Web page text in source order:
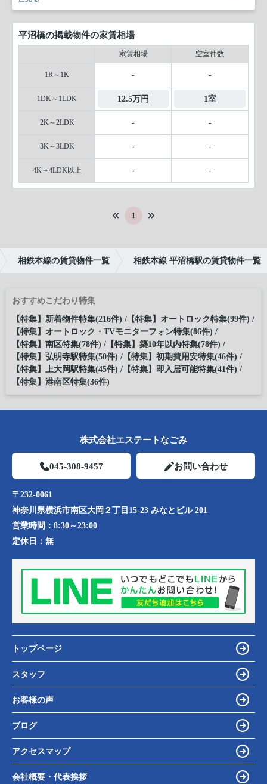
平沼橋の掲載物件の家賃相場
家賃相場 空室件数
1R～1K - -
1DK～1LDK 12.5万円 1室
2K～2LDK - -
3K～3LDK - -
4K～4LDK以上 - -
1
相鉄本線の賃貸物件一覧 相鉄本線 平沼橋駅の賃貸物件一覧
おすすめこだわり特集
【特集】新着物件特集(216件) 【特集】オートロック特集(99件)
【特集】オートロック・TVモニターフォン特集(86件)
【特集】南区特集(78件) 【特集】築10年以内特集(78件)
【特集】弘明寺駅特集(50件) 【特集】初期費用安特集(46件)
【特集】上大岡駅特集(45件) 【特集】即入居可能特集(41件)
【特集】港南区特集(36件)
株式会社エステートなごみ
045-308-9457 お問い合わせ
〒232-0061
神奈川県横浜市南区大岡２丁目15-23 みなとビル 201
営業時間： 8:30～23:00
定休日： 無
トップページ
スタッフ
お客様の声
ブログ
アクセスマップ
会社概要・代表挨拶